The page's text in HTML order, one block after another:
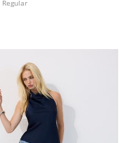
Regular